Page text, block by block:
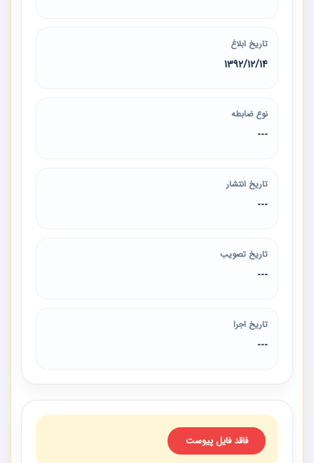
تاریخ ابلاغ
1392/12/14
نوع ضابطه
---
تاریخ انتشار
---
تاریخ تصویب
---
تاریخ اجرا
---
فاقد فایل پیوست